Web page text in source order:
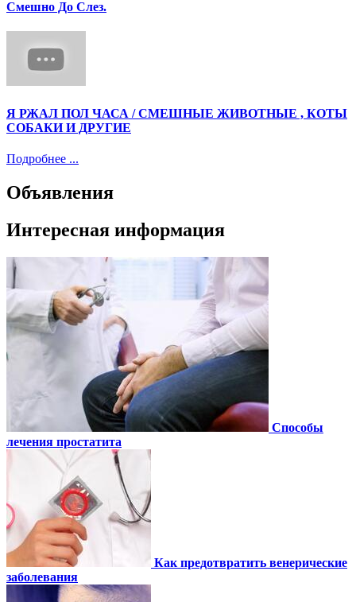
Смешно До Слез.
Я РЖАЛ ПОЛ ЧАСА / СМЕШНЫЕ ЖИВОТНЫЕ , КОТЫ
СОБАКИ И ДРУГИЕ
Подробнее ...
Объявления
Интересная информация
Способы
лечения простатита
Как предотвратить венерические
заболевания